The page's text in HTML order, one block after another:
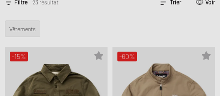
Filtre 23 résultat Trier Voir
Vêtements
-15% -60%